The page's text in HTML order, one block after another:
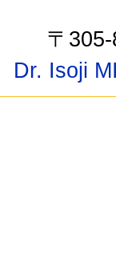
〒
Dr. Isoji